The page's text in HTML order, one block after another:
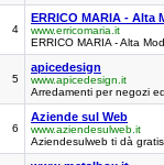
4
ERRICO MARIA - Alta
www.erricomaria.it
ERRICO MARIA - Alta
5
apicedesign
www.apicedesign.it
Arredamenti per negozi
6
Aziende sul Web
www.aziendesulweb.it
Aziendesulweb ti dà